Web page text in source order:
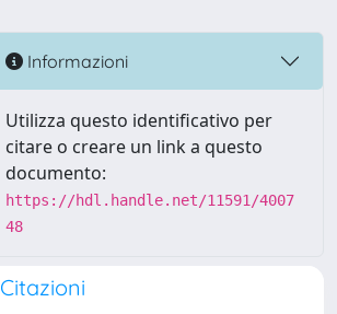
Informazioni
Utilizza questo identificativo per
citare o creare un link a questo
documento:
https://hdl.handle.net/11591/4007
48
Citazioni